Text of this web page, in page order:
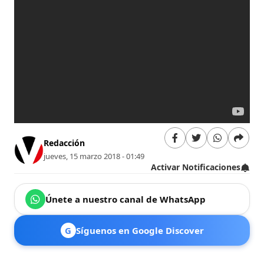
Redacción
jueves, 15 marzo 2018 - 01:49
Activar Notificaciones
Únete a nuestro canal de WhatsApp
G Síguenos en Google Discover